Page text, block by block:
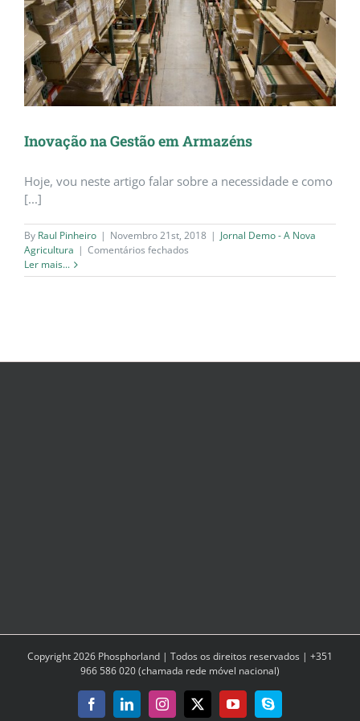
Inovação na Gestão em Armazéns
Hoje, vou neste artigo falar sobre a necessidade e como
[...]
By Raul Pinheiro | Novembro 21st, 2018 | Jornal Demo - A Nova
Agricultura | Comentários fechados
na
Ler mais...
Copyright2026 Phosphorland | Todos os direitos reservados | +351
966 586 020 (chamada rede móvel nacional)
FacebookLinkedInInstagram
X YouTubeSkype